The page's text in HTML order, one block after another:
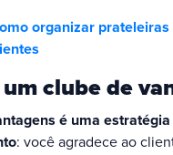
organizar prateleiras
clube de
é uma
: você agradece ao